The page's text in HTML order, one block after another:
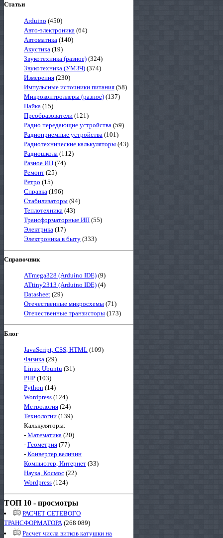
Статьи
Arduino (450)
Авто-электроника (64)
Автоматика (140)
Акустика (19)
Звукотехника (разное) (324)
Звукотехника (УМЗЧ) (374)
Измерения (230)
Импульсные источники питания (58)
Микроконтроллеры (разное) (137)
Пайка (15)
Преобразователи (121)
Радио передающие устройства (59)
Радиоприемные устройства (101)
Радиотехнические калькуляторы (43)
Радиошкола (112)
Разное ИП (74)
Ремонт (25)
Ретро (15)
Справка (196)
Стабилизаторы (94)
Теплотехника (43)
Трансформаторные ИП (55)
Электрика (17)
Электроника в быту (333)
Справочник
ATmega328 (Arduino IDE) (9)
ATtiny2313 (Arduino IDE) (4)
Datasheet (29)
Отечественные микросхемы (71)
Отечественные транзисторы (173)
Блог
JavaScript, CSS, HTML (109)
Физика (29)
Linux Ubuntu (31)
PHP (103)
Python (14)
Wordpress (124)
Метрология (24)
Технологии (139)
Калькуляторы:
- Математика (20)
- Геометрия (77)
- Конвертер величин
Компьютер, Интернет (33)
Наука, Космос (22)
Wordpress (124)
ТОП 10 - просмотры
РАСЧЕТ СЕТЕВОГО
ТРАНСФОРМАТОРА(268 089)
Расчет числа витков катушки на